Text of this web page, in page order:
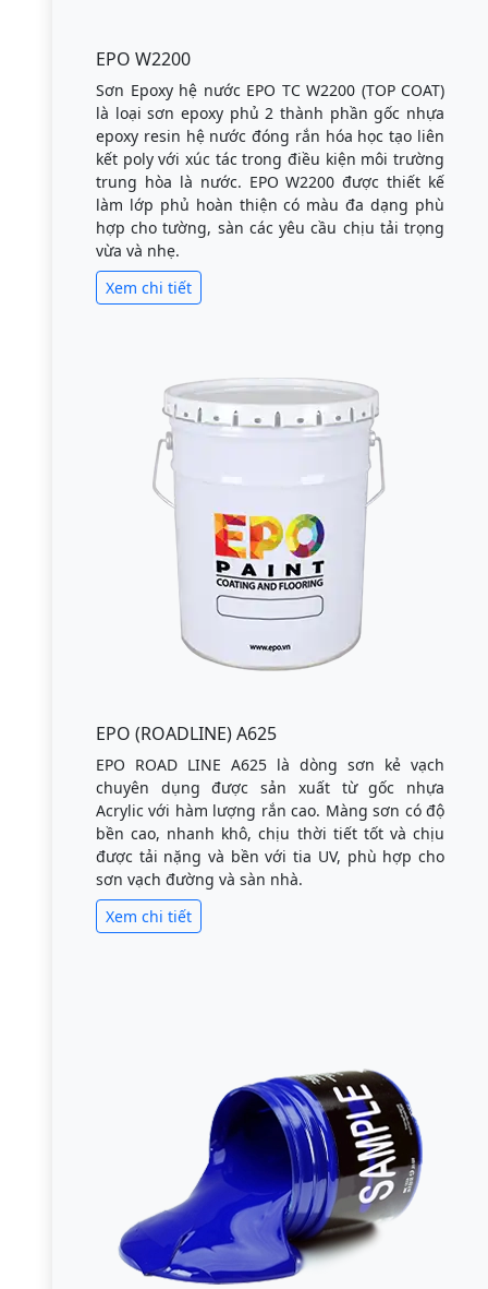
EPO W2200
Sơn Epoxy hệ nước EPO TC W2200 (TOP COAT)
là loại sơn epoxy phủ 2 thành phần gốc nhựa
epoxy resin hệ nước đóng rắn hóa học tạo liên
kết poly với xúc tác trong điều kiện môi trường
trung hòa là nước. EPO W2200 được thiết kế
làm lớp phủ hoàn thiện có màu đa dạng phù
hợp cho tường, sàn các yêu cầu chịu tải trọng
vừa và nhẹ.
Xem chi tiết
EPO (ROADLINE) A625
EPO ROAD LINE A625 là dòng sơn kẻ vạch
chuyên dụng được sản xuất từ gốc nhựa
Acrylic với hàm lượng rắn cao. Màng sơn có độ
bền cao, nhanh khô, chịu thời tiết tốt và chịu
được tải nặng và bền với tia UV, phù hợp cho
sơn vạch đường và sàn nhà.
Xem chi tiết